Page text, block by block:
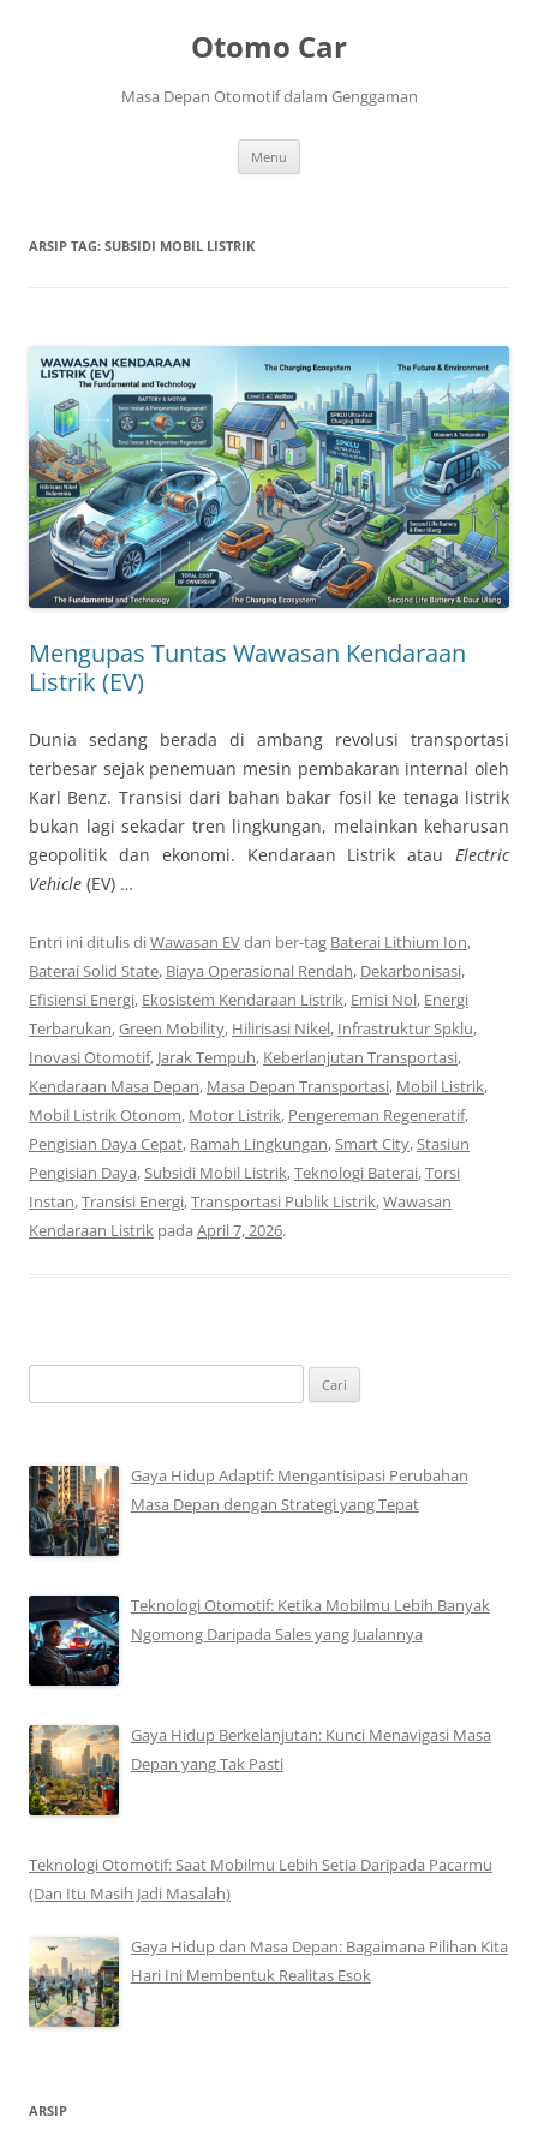
Otomo Car
Masa Depan Otomotif dalam Genggaman
Menu
ARSIP TAG: SUBSIDI MOBIL LISTRIK
Mengupas Tuntas Wawasan Kendaraan
Listrik (EV)
Dunia sedang berada di ambang revolusi transportasi
terbesar sejak penemuan mesin pembakaran internal oleh
Karl Benz. Transisi dari bahan bakar fosil ke tenaga listrik
bukan lagi sekadar tren lingkungan, melainkan keharusan
geopolitik dan ekonomi. Kendaraan Listrik atau Electric
Vehicle (EV) …
Entri ini ditulis diWawasan EVdan ber-tag Baterai Lithium Ion,
Baterai Solid State, Biaya Operasional Rendah, Dekarbonisasi,
Efisiensi Energi, Ekosistem Kendaraan Listrik, Emisi Nol, Energi
Terbarukan,Green Mobility, Hilirisasi Nikel, Infrastruktur Spklu,
Inovasi Otomotif, Jarak Tempuh, Keberlanjutan Transportasi,
Kendaraan Masa Depan, Masa Depan Transportasi, Mobil Listrik,
Mobil Listrik Otonom, Motor Listrik, Pengereman Regeneratif,
Pengisian Daya Cepat, Ramah Lingkungan,Smart City,Stasiun
Pengisian Daya,Subsidi Mobil Listrik,Teknologi Baterai,Torsi
Instan,Transisi Energi,Transportasi Publik Listrik,Wawasan
Kendaraan Listrik pada April 7, 2026.
untuk:
Gaya Hidup Adaptif: Mengantisipasi Perubahan
Masa Depan dengan Strategi yang Tepat
Teknologi Otomotif: Ketika Mobilmu Lebih Banyak
Ngomong Daripada Sales yang Jualannya
Gaya Hidup Berkelanjutan: Kunci Menavigasi Masa
Depan yang Tak Pasti
Teknologi Otomotif: Saat Mobilmu Lebih Setia Daripada Pacarmu
(Dan Itu Masih Jadi Masalah)
Gaya Hidup dan Masa Depan: Bagaimana Pilihan Kita
Hari Ini Membentuk Realitas Esok
ARSIP